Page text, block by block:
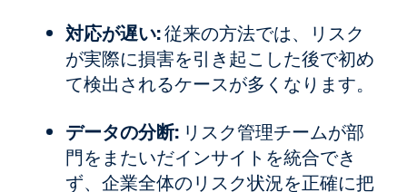
対応が遅い:従来の方法では、リスク
が実際に損害を引き起こした後で初め
て検出されるケースが多くなります。
データの分断: リスク管理チームが部
門をまたいだインサイトを統合でき
ず、企業全体のリスク状況を正確に把